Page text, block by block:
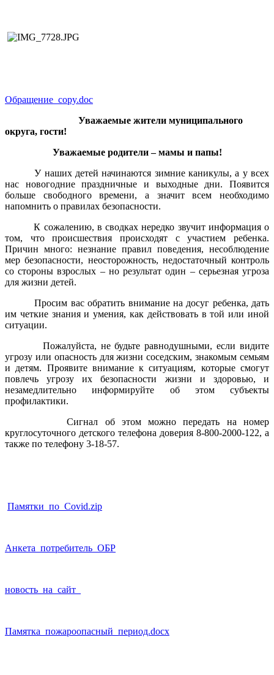
Обращение_copy.doc
Уважаемые жители муниципального
округа, гости!
Уважаемые родители – мамы и папы!
У наших детей начинаются зимние каникулы, а у всех
нас новогодние праздничные и выходные дни. Появится
больше свободного времени, а значит всем необходимо
напомнить о правилах безопасности.
К сожалению, в сводках нередко звучит информация о
том, что происшествия происходят с участием ребенка.
Причин много: незнание правил поведения, несоблюдение
мер безопасности, неосторожность, недостаточный контроль
со стороны взрослых – но результат один – серьезная угроза
для жизни детей.
Просим вас обратить внимание на досуг ребенка, дать
им четкие знания и умения, как действовать в той или иной
ситуации.
Пожалуйста, не будьте равнодушными, если видите
угрозу или опасность для жизни соседским, знакомым семьям
и детям. Проявите внимание к ситуациям, которые смогут
повлечь угрозу их безопасности жизни и здоровью, и
незамедлительно информируйте об этом субъекты
профилактики.
Сигнал об этом можно передать на номер
круглосуточного детского телефона доверия 8-800-2000-122, а
также по телефону 3-18-57.
Памятки_по_Covid.zip
Анкета_потребитель_ОБР
новость_на_сайт_
Памятка_пожароопасный_период.docx